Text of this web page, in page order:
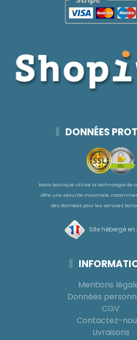
DONNÉES
Notre boutique utilise la technologie de
offre une sécurité maximale,
des données pour les services
Site hébergé en
Mentions
Données
CGV
Contactez-
Livraisons